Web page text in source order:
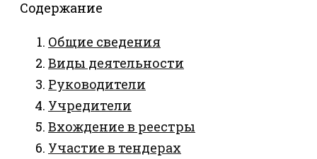
Содержание
Общие сведения
Виды деятельности
Руководители
Учредители
Вхождение в реестры
Участие в тендерах